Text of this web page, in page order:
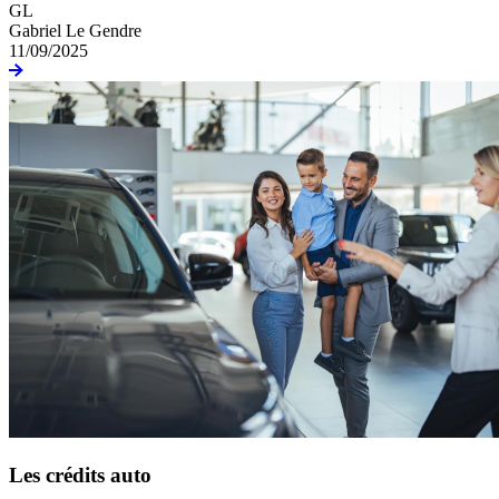
GL
Gabriel Le Gendre
11/09/2025
Les crédits auto